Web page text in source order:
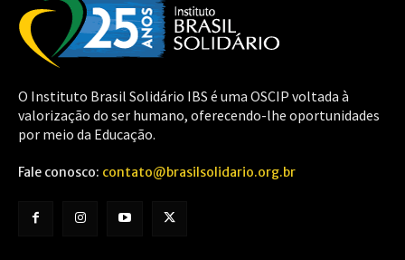
O Instituto Brasil Solidário IBS é uma OSCIP voltada à
valorização do ser humano, oferecendo-lhe oportunidades
por meio da Educação.
Fale conosco: contato@brasilsolidario.org.br